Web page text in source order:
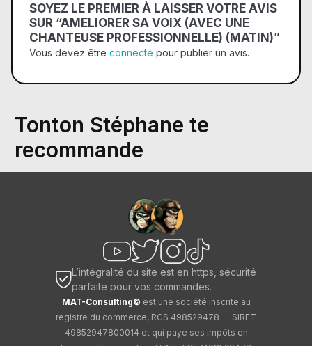
SOYEZ LE PREMIER À LAISSER VOTRE AVIS
SUR “AMELIORER SA VOIX (AVEC UNE
CHANTEUSE PROFESSIONNELLE) (MATIN)”
Vous devez être connecté pour publier un avis.
Tonton Stéphane te
recommande
L’intégralité du site est en https, sécurité
parfaite pour vos commandes.
MAT-Consulting© est une société inscrite au
registre du commerce, RCS 498529478 — SIRET
49852947800014 et qui paye ses impôts en